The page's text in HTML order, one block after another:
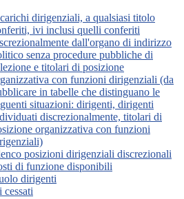
dirigenziali, a qualsiasi titolo
ivi inclusi quelli conferiti
dall'organo di indirizzo
senza procedure pubbliche di
e titolari di posizione
con funzioni dirigenziali (da
in tabelle che distinguano le
situazioni: dirigenti, dirigenti
discrezionalmente, titolari di
organizzativa con funzioni
posizioni dirigenziali discrezionali
di funzione disponibili
dirigenti